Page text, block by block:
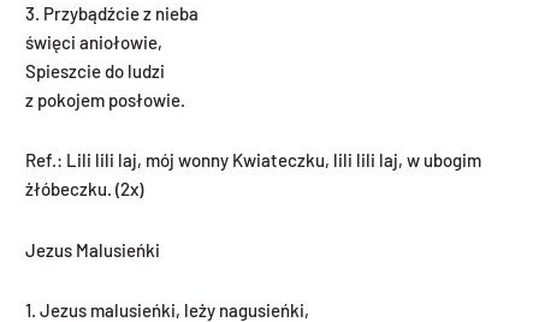
3. Przybądźcie z nieba
święci aniołowie,
Spieszcie do ludzi
z pokojem posłowie.
Ref.: Lili lili laj, mój wonny Kwiateczku, lili lili laj, w ubogim
żłóbeczku. (2x)
Jezus Malusieńki
1. Jezus malusieńki, leży nagusieńki,